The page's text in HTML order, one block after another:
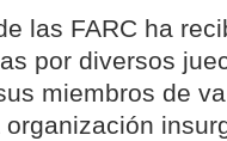
las FARC ha
por diversos
miembros de